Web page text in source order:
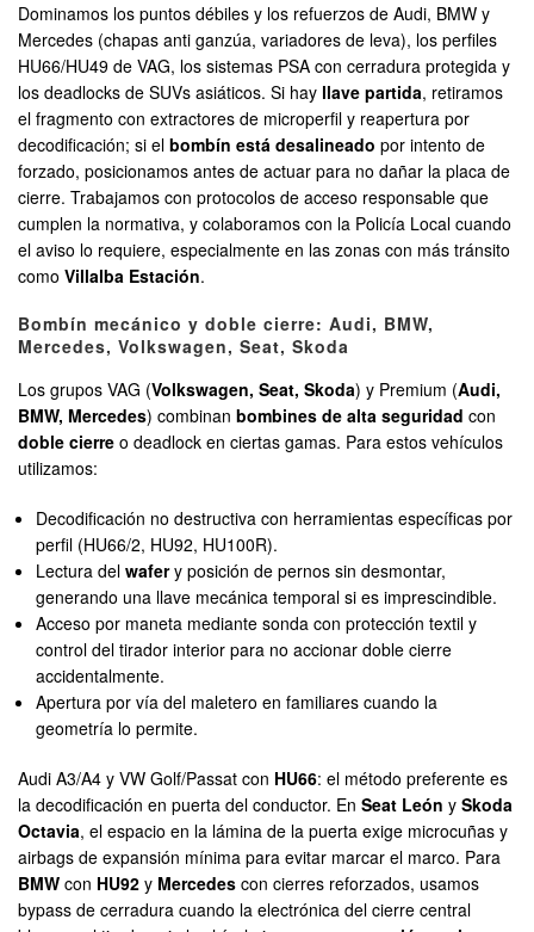
Dominamos los puntos débiles y los refuerzos de Audi, BMW y
Mercedes (chapas anti ganzúa, variadores de leva), los perfiles
HU66/HU49 de VAG, los sistemas PSA con cerradura protegida y
los deadlocks de SUVs asiáticos. Si hay llave partida, retiramos
el fragmento con extractores de microperfil y reapertura por
decodificación; si el bombín está desalineado por intento de
forzado, posicionamos antes de actuar para no dañar la placa de
cierre. Trabajamos con protocolos de acceso responsable que
cumplen la normativa, y colaboramos con la Policía Local cuando
el aviso lo requiere, especialmente en las zonas con más tránsito
como Villalba Estación.
Bombín mecánico y doble cierre: Audi, BMW,
Mercedes, Volkswagen, Seat, Skoda
Los grupos VAG (Volkswagen, Seat, Skoda) y Premium (Audi,
BMW, Mercedes) combinan bombines de alta seguridad con
doble cierre o deadlock en ciertas gamas. Para estos vehículos
utilizamos:
Decodificación no destructiva con herramientas específicas por
perfil (HU66/2, HU92, HU100R).
Lectura delwafery posición de pernos sin desmontar,
generando una llave mecánica temporal si es imprescindible.
Acceso por maneta mediante sonda con protección textil y
control del tirador interior para no accionar doble cierre
accidentalmente.
Apertura por vía del maletero en familiares cuando la
geometría lo permite.
Audi A3/A4 y VW Golf/Passat con HU66: el método preferente es
la decodificación en puerta del conductor. En Seat León y Skoda
Octavia, el espacio en la lámina de la puerta exige microcuñas y
airbags de expansión mínima para evitar marcar el marco. Para
BMW con HU92 y Mercedes con cierres reforzados, usamos
bypass de cerradura cuando la electrónica del cierre central